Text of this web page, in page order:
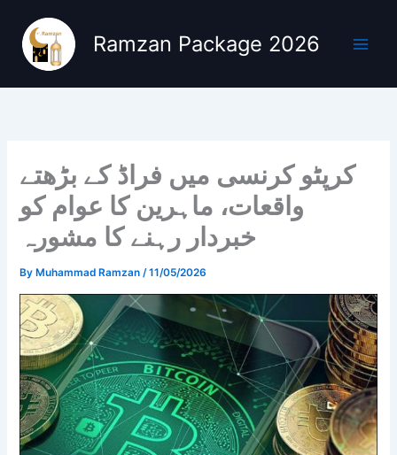
content
Ramzan Package 2026
کرپٹو کرنسی میں فراڈ کے بڑھتے
واقعات، ماہرین کا عوام کو
خبردار رہنے کا مشورہ
By Muhammad Ramzan/11/05/2026